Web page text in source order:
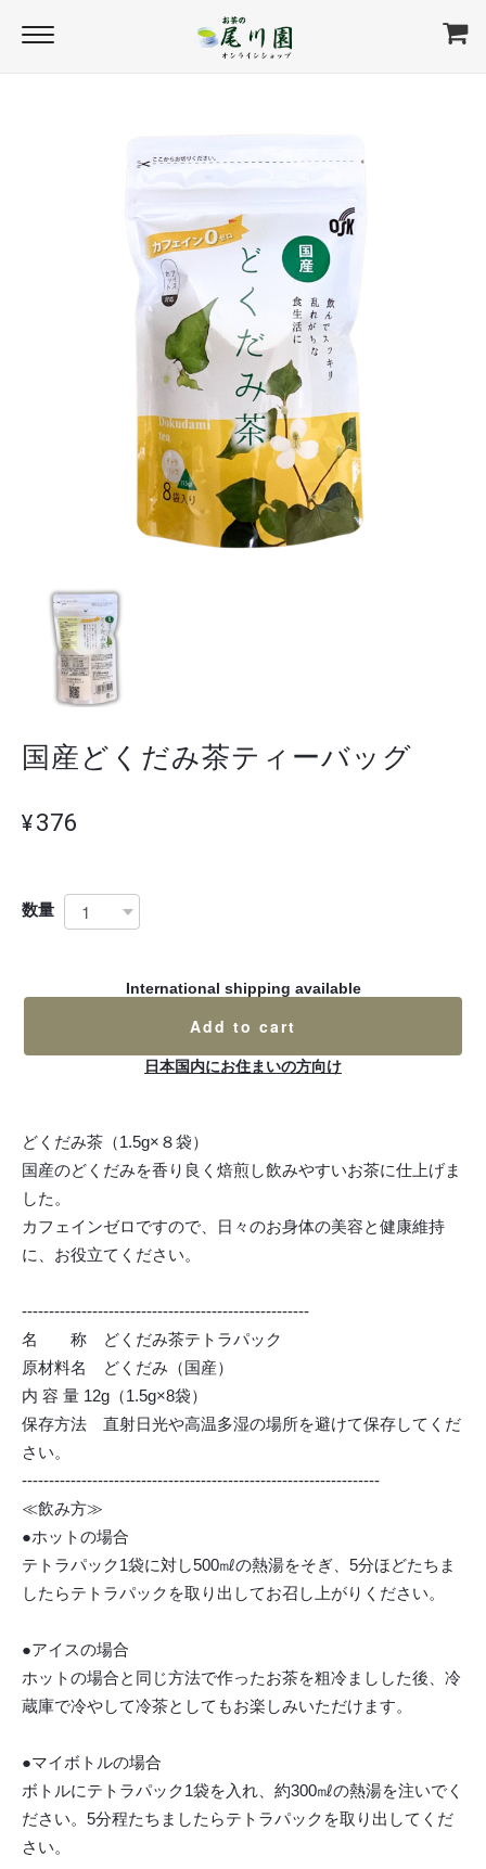
国産どくだみ茶ティーバッグ
¥376
数量
International shipping available
Add to cart
日本国内にお住まいの方向け
どくだみ茶（1.5g×８袋）
国産のどくだみを香り良く焙煎し飲みやすいお茶に仕上げま
した。
カフェインゼロですので、日々のお身体の美容と健康維持
に、お役立てください。
-----------------------------------------------------
名 称 どくだみ茶テトラパック
原材料名 どくだみ（国産）
内 容 量 12g（1.5g×8袋）
保存方法 直射日光や高温多湿の場所を避けて保存してくだ
さい。
------------------------------------------------------------------
≪飲み方≫
●ホットの場合
テトラパック1袋に対し500㎖の熱湯をそぎ、5分ほどたちま
したらテトラパックを取り出してお召し上がりください。
●アイスの場合
ホットの場合と同じ方法で作ったお茶を粗冷ましした後、冷
蔵庫で冷やして冷茶としてもお楽しみいただけます。
●マイボトルの場合
ボトルにテトラパック1袋を入れ、約300㎖の熱湯を注いでく
ださい。5分程たちましたらテトラパックを取り出してくだ
さい。